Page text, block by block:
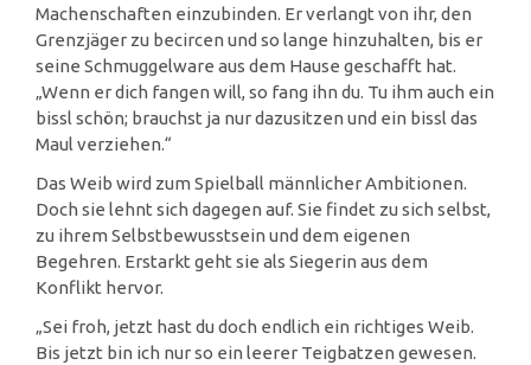
Machenschaften einzubinden. Er verlangt von ihr, den
Grenzjäger zu becircen und so lange hinzuhalten, bis er
seine Schmuggelware aus dem Hause geschafft hat.
„Wenn er dich fangen will, so fang ihn du. Tu ihm auch ein
bissl schön; brauchst ja nur dazusitzen und ein bissl das
Maul verziehen.“
Das Weib wird zum Spielball männlicher Ambitionen.
Doch sie lehnt sich dagegen auf. Sie findet zu sich selbst,
zu ihrem Selbstbewusstsein und dem eigenen
Begehren. Erstarkt geht sie als Siegerin aus dem
Konflikt hervor.
„Sei froh, jetzt hast du doch endlich ein richtiges Weib.
Bis jetzt bin ich nur so ein leerer Teigbatzen gewesen.